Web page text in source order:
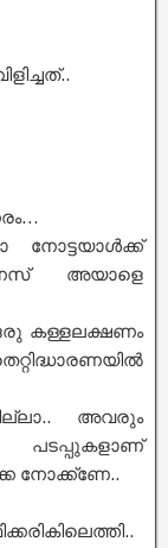
അയാളെ
കള്ളലക്ഷണം
അവരും
നോക്ക്ണേ..